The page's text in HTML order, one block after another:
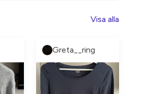
Visa alla
Greta__ring